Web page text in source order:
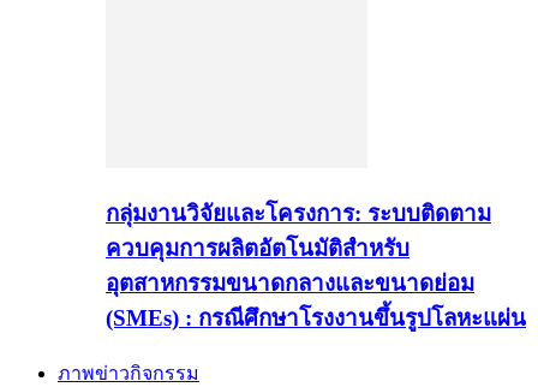
กลุ่มงานวิจัยและโครงการ: ระบบติดตาม
ควบคุมการผลิตอัตโนมัติสำหรับ
อุตสาหกรรมขนาดกลางและขนาดย่อม
(SMEs) : กรณีศึกษาโรงงานขึ้นรูปโลหะแผ่น
ภาพข่าวกิจกรรม